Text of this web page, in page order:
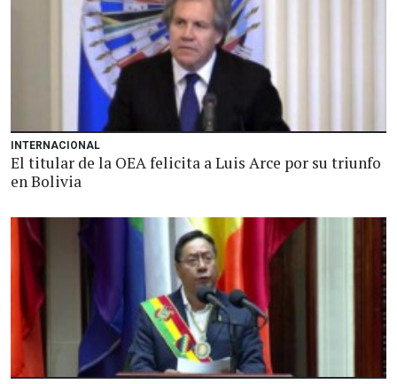
INTERNACIONAL
El titular de la OEA felicita a Luis Arce por su triunfo
en Bolivia